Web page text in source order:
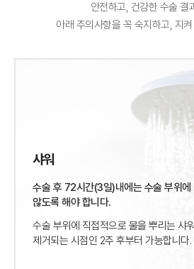
안전하고, 건강한 수술 결
아래 주의사항을 꼭 숙지하고, 지
샤워
수술 후 72시간(3일)내에는 수술 부위에
않도록 해야 합니다.
수술 부위에 직접적으로 물을 뿌리는 샤
제거되는 시점인 2주 후부터 가능합니다.